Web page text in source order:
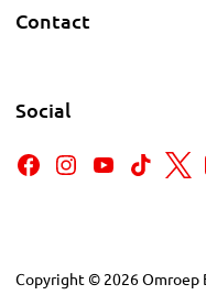
Contact
Social
Copyright © 2026Omroep